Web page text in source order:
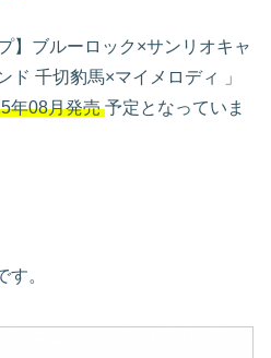
】ブルーロック×サンリオキャ
ド 千切豹馬×マイメロディ
」
年08月発売 予定となっていま
す。